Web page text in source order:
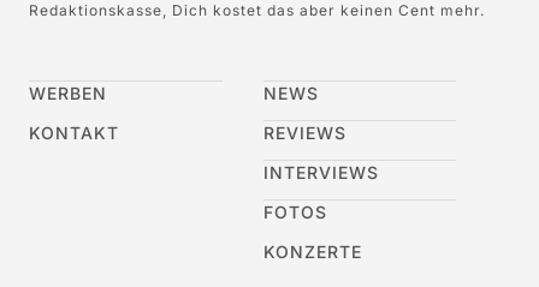
Redaktionskasse, Dich kostet das aber keinen Cent mehr.
WERBEN
KONTAKT
NEWS
REVIEWS
INTERVIEWS
FOTOS
KONZERTE